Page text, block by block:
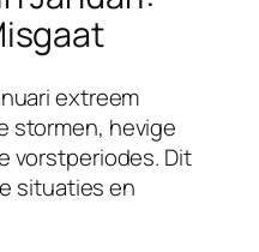
extreem
stormen, hevige
vorstperiodes. Dit
situaties en